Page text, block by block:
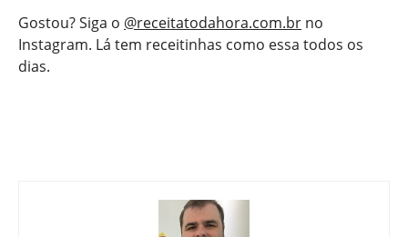
Gostou? Siga o @receitatodahora.com.br no
Instagram. Lá tem receitinhas como essa todos os
dias.